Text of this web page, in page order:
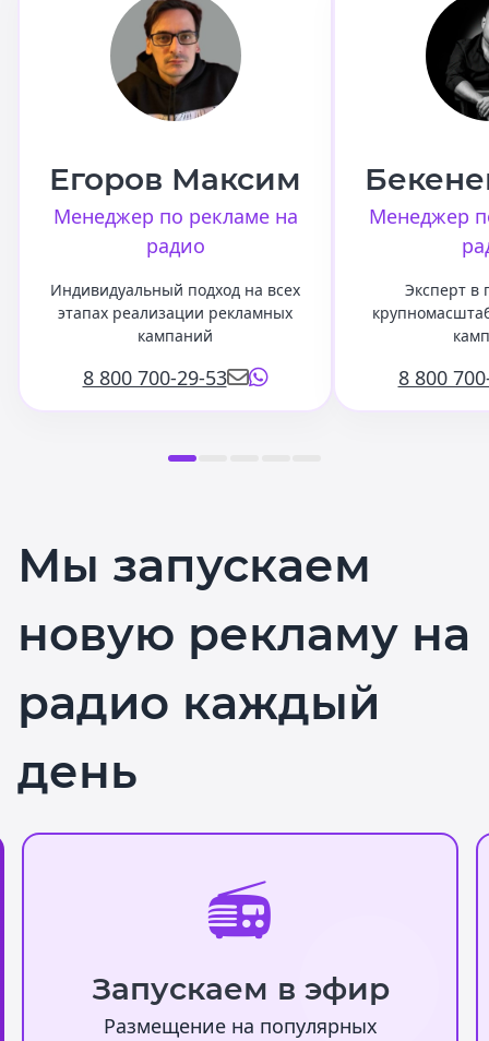
Егоров Максим
Менеджер по рекламе на
радио
Индивидуальный подход на всех
этапах реализации рекламных
кампаний
8 800 700-29-53
Менеджер
Эксперт в
8 800
Мы запускаем
новую рекламу на
радио каждый
день
📻
Запускаем в эфир
Размещение на популярных